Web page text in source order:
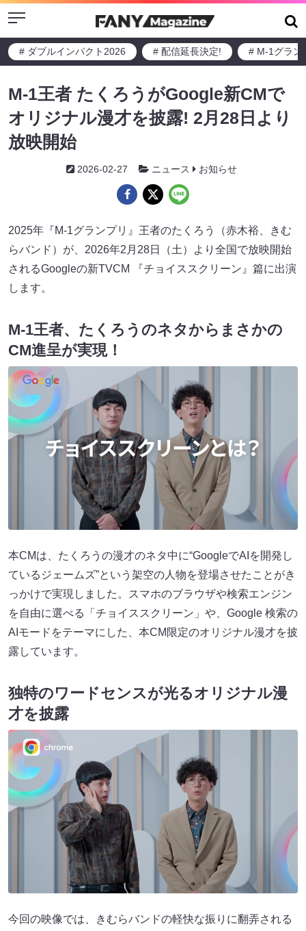
Menu
# ダブルインパクト2026 # 配信延長決定! # M-1グラン
M-1王者 たくろうがGoogle新CMで
オリジナル漫才を披露! 2月28日より
放映開始
2026-02-27 ニュース お知らせ
2025年『M-1グランプリ』王者のたくろう（赤木裕、きむ
らバンド）が、2026年2月28日（土）より全国で放映開始
されるGoogleの新TVCM 『チョイススクリーン』篇に出演
します。
M-1王者、たくろうのネタからまさかの
CM進呈が実現！
本CMは、たくろうの漫才のネタ中に“GoogleでAIを開発し
ているジェームズ”という架空の人物を登場させたことがき
っかけで実現しました。スマホのブラウザや検索エンジン
を自由に選べる「チョイススクリーン」や、Google 検索の
AIモードをテーマにした、本CM限定のオリジナル漫才を披
露しています。
独特のワードセンスが光るオリジナル漫
才を披露
今回の映像では、きむらバンドの軽快な振りに翻弄される